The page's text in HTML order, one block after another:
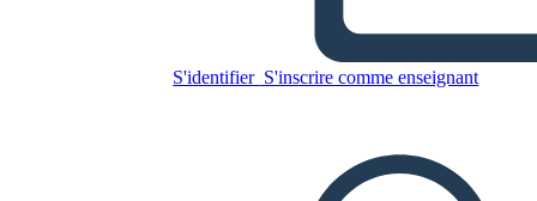
S'identifier S'inscrire comme enseignant
Mappa del Ragno Azteco
CRÉER UN STORYBOARD